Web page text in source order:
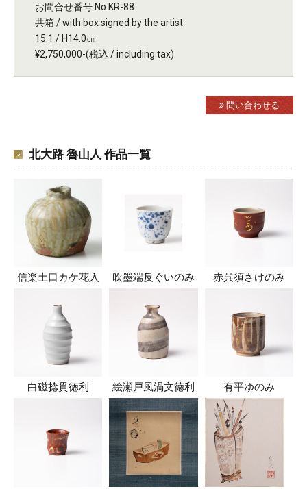
お問合せ番号 No.KR-88
共箱 / with box signed by the artist
15.1 / H14.0㎝
¥2,750,000-(税込 / including tax)
問い合わせる
北大路 魯山人 作品一覧
信楽土口カケ花入 吹墨端反ぐいのみ 赤呉須さけのみ
白磁捻貫徳利 絵瀬戸風渦文徳利 有平ゆのみ